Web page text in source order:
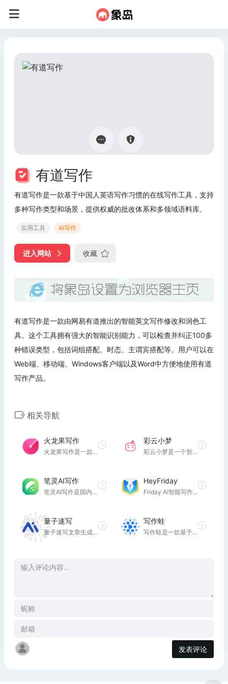
有道写作
有道写作是一款基于中国人英语写作习惯的在线写作工具，支持
多种写作类型和场景，提供权威的批改体系和多领域语料库。
实用工具 AI写作
进入网站 收藏
有道写作是一款由网易有道推出的智能英文写作修改和润色工
具。这个工具拥有强大的智能识别能力，可以检查并纠正100多
种错误类型，包括词组搭配、时态、主谓宾搭配等。用户可以在
Web端、移动端、Windows客户端以及Word中方便地使用有道
写作产品。
相关导航
火龙果写作
火龙果写作是一款功能强大、安全可靠的AI文字处理工具，能够有效提升用户的工作效率和写作质量。通过校对、改写、扩展等功能实现高质量内容的快速生产。
彩云小梦
彩云小梦是一个智能写作AI，你只需开个头，AI 就会帮你创作故事。你可以自由定义故事的世界设定，并扮演其中的角色，与其他角色聊天。
笔灵AI写作
笔灵AI写作是国内领先的AI写作助手与智能工具。专为提高写作效率而设计，提供免费的AI文章改写、论文辅助、商业计划书撰写等服务。无论是学术写作还是商业文案，笔灵AI写作都能快速生成高质量内容，简化您的写作过程。
HeyFriday
Friday AI智能写作平台,一键生成高质量原创内容! Friday AI-国内顶尖算法模型,AI自动生成原创文章,60+丰富写作模板,十大写作场景全覆盖,支持改写,续写,扩写,搜索引擎优化,全场景媒体运营神器!
量子速写
量子速写文章生成器是秘塔写作猫推出的一款AI自动写文章工具，只要我们输入文章的标题，在选择文章的长度，稍等几秒后，就能自动生成一篇AI原创文章！
写作蛙
写作蛙是一款基于AI大模型的智能写作辅助工具，为用户提供内容创意，辅助用户快速完成文章等文案的撰写，支持标题创作、文章创作、现代诗创作、智能问答、续写等功能。
发表评论